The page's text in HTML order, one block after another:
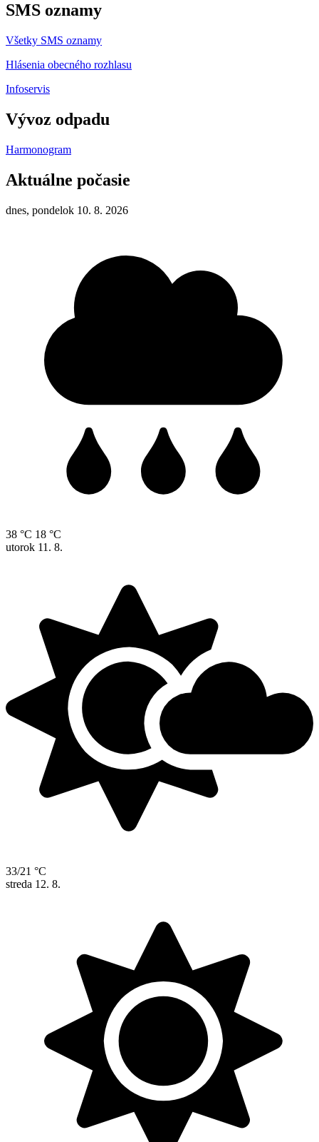
SMS oznamy
Všetky SMS oznamy
Hlásenia obecného rozhlasu
Infoservis
Vývoz odpadu
Harmonogram
Aktuálne počasie
dnes, pondelok 10. 8. 2026
38 °C 18 °C
utorok 11. 8.
33/21 °C
streda 12. 8.